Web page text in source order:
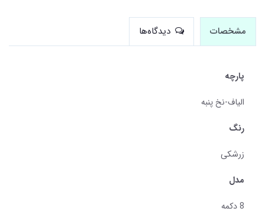
مشخصات دیدگاه‌ها
پارچه
الیاف-نخ پنبه
رنگ
زرشکی
مدل
8 دکمه